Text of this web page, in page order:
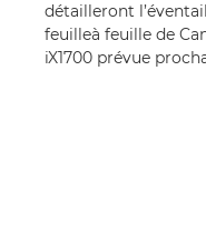
détailleront
feuilleà feuille de
iX1700 prévue